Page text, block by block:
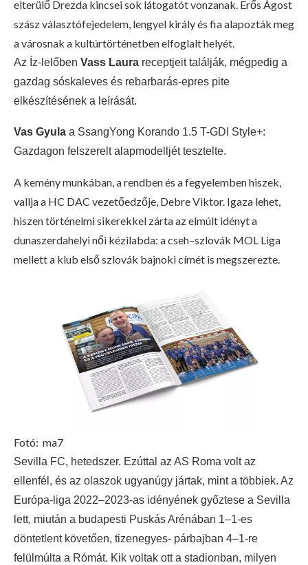
elterülő Drezda kincsei sok látogatót vonzanak. Erős Ágost
szász választófejedelem, lengyel király és fia alapozták meg
a városnak a kultúrtörténetben elfoglalt helyét.
Az Íz-lelőben Vass Laura receptjeit találják, mégpedig a
gazdag sóskaleves és rebarbarás-epres pite
elkészítésének a leírását.
Vas Gyula a SsangYong Korando 1.5 T-GDI Style+:
Gazdagon felszerelt alapmodelljét tesztelte.
A kemény munkában, a rendben és a fegyelemben hiszek,
vallja a HC DAC vezetőedzője, Debre Viktor. Igaza lehet,
hiszen történelmi sikerekkel zárta az elmúlt idényt a
dunaszerdahelyi női kézilabda: a cseh–szlovák MOL Liga
mellett a klub első szlovák bajnoki címét is megszerezte.
Fotó: ma7
Sevilla FC, hetedszer. Ezúttal az AS Roma volt az
ellenfél, és az olaszok ugyanúgy jártak, mint a többiek. Az
Európa-liga 2022–2023-as idényének győztese a Sevilla
lett, miután a budapesti Puskás Arénában 1–1-es
döntetlent követően, tizenegyes- párbajban 4–1-re
felülmúlta a Rómát. Kik voltak ott a stadionban, milyen